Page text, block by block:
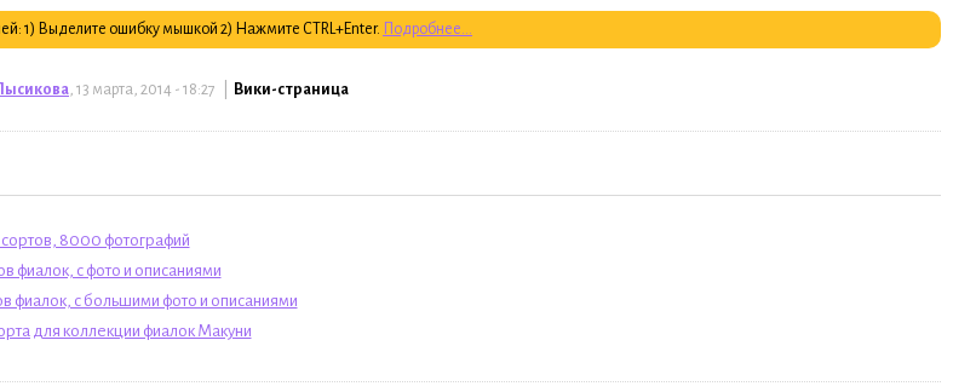
1) Выделите ошибку мышкой 2) Нажмите CTRL+Enter. Подробнее...
, 13 марта, 2014 - 18:27 | Вики-страница
8000 фотографий
фиалок, с фото и описаниями
фиалок, с большими фото и описаниями
для коллекции фиалок Макуни